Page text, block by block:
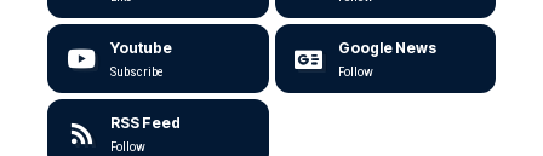
Youtube
Subscribe
Google News
Follow
RSS Feed
Follow